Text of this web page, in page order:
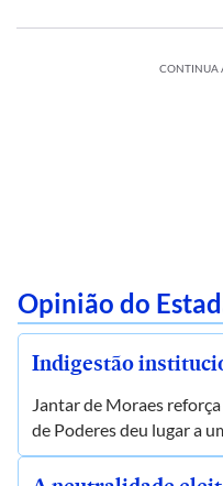
CONTINUA
Opinião do
Indigestão
Jantar de Moraes
de Poderes deu lugar a